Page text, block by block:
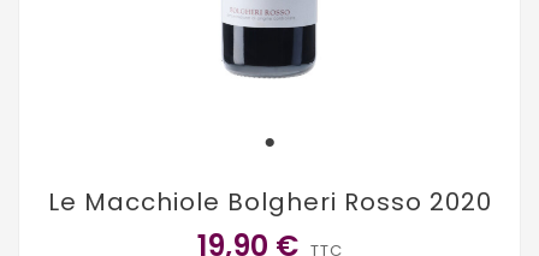
Le Macchiole Bolgheri Rosso 2020
19,90 € TTC